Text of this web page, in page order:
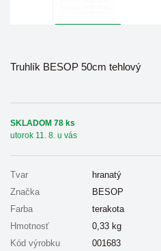
Truhlík BESOP 50cm tehlový
SKLADOM 78 ks
utorok 11. 8. u vás
Tvar
hranatý
Značka
BESOP
Farba
terakota
Hmotnosť
0,33 kg
Kód výrobku
001683